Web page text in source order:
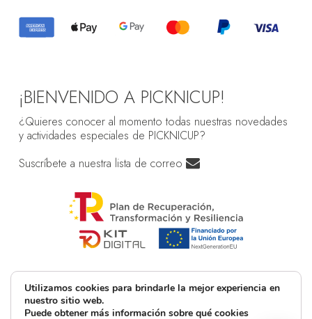
¡BIENVENIDO A PICKNICUP!
¿Quieres conocer al momento todas nuestras novedades
y actividades especiales de PICKNICUP?
Suscríbete a nuestra lista de correo
Utilizamos cookies para brindarle la mejor experiencia en
nuestro sitio web.
Puede obtener más información sobre qué cookies